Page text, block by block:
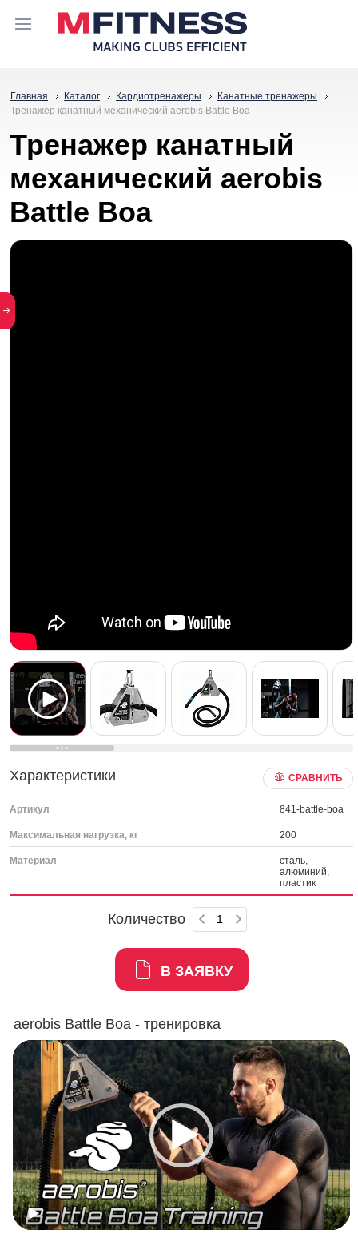
Главная Каталог Кардиотренажеры
Канатные тренажеры
Тренажер канатный механический aerobis Battle Boa
Тренажер канатный
механический aerobis
Battle Boa
Характеристики СРАВНИТЬ
Артикул 841-battle-boa
Максимальная нагрузка, кг 200
Материал
сталь,
алюминий,
пластик
Количество
В ЗАЯВКУ
aerobis Battle Boa - тренировка